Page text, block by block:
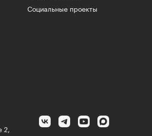
Социальные проекты
2,